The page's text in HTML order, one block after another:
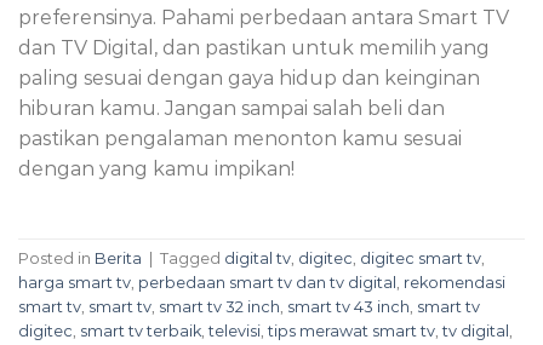
preferensinya. Pahami perbedaan antara Smart TV
dan TV Digital, dan pastikan untuk memilih yang
paling sesuai dengan gaya hidup dan keinginan
hiburan kamu. Jangan sampai salah beli dan
pastikan pengalaman menonton kamu sesuai
dengan yang kamu impikan!
Posted in Berita Tagged digital tv, digitec, digitec smart tv,
harga smart tv, perbedaan smart tv dan tv digital , rekomendasi
smart tv, smart tv, smart tv 32 inch, smart tv 43 inch, smart tv
digitec, smart tv terbaik,televisi,tips merawat smart tv,tv digital ,